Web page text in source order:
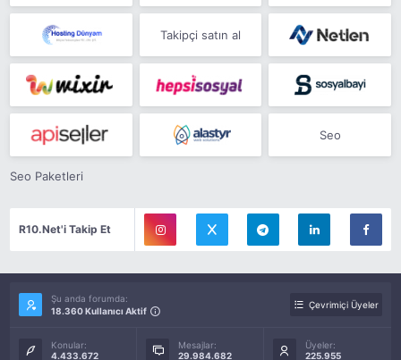
Takipçi satın al
Seo
Seo Paketleri
R10.Net'i Takip Et
Şu anda forumda:
18.360 Kullanıcı Aktif
Çevrimiçi Üyeler
Konular:
4.433.672
Mesajlar:
29.984.682
Üyeler:
225.955